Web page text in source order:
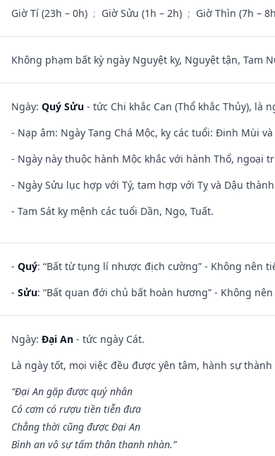
Giờ Tí (23h – 0h) ; Giờ Sửu (1h – 2h) ; Giờ Thìn (7h –
Không phạm bất kỳ ngày Nguyệt kỵ, Nguyệt tận, Tam
Ngày: Quý Sửu - tức Chi khắc Can (Thổ khắc Thủy), là
- Nạp âm: Ngày Tang Chá Mộc, kỵ các tuổi: Đinh Mùi
- Ngày này thuộc hành Mộc khắc với hành Thổ, ngoại
- Ngày Sửu lục hợp với Tý, tam hợp với Tỵ và Dậu
- Tam Sát kỵ mệnh các tuổi Dần, Ngọ, Tuất.
- Quý: “Bất từ tụng lí nhược địch cường” - Không nên
- Sửu: “Bất quan đới chủ bất hoàn hương” - Không
Ngày: Đại An - tức ngày Cát.
Là ngày tốt, mọi việc đều được yên tâm, hành sự thành
“Đại An gặp được quý nhân
Có cơm có rượu tiền tiễn đưa
Chẳng thời cũng được Đại An
Bình an vô sự tấm thân thanh nhàn.”